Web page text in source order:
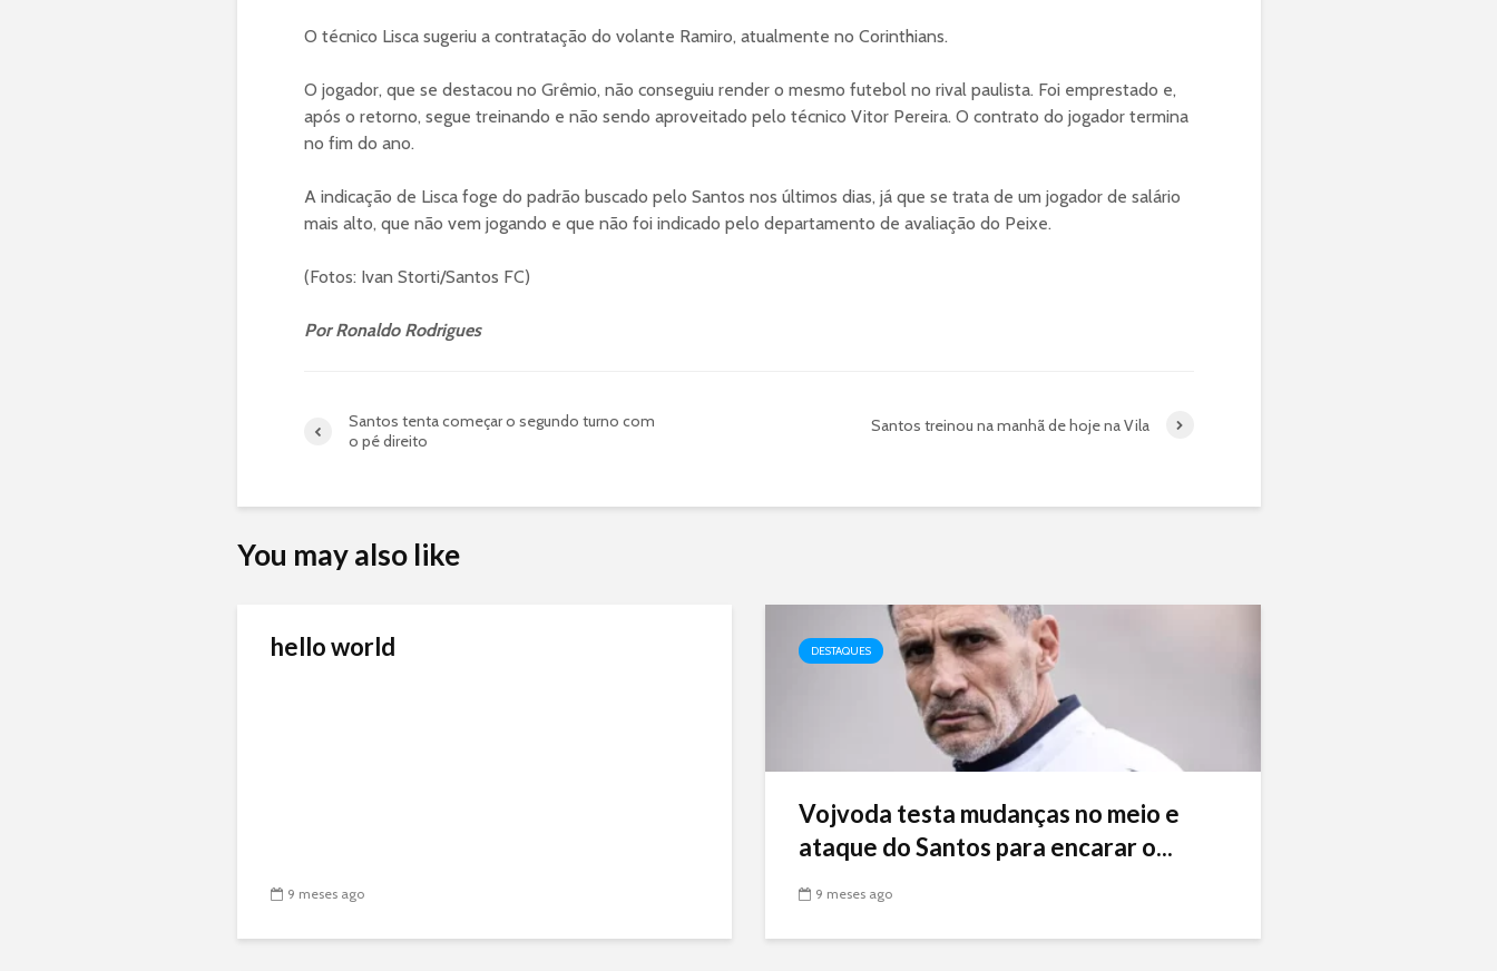
O técnico Lisca sugeriu a contratação do volante Ramiro, atualmente no Corinthians.
O jogador, que se destacou no Grêmio, não conseguiu render o mesmo futebol no rival paulista. Foi emprestado e,
após o retorno, segue treinando e não sendo aproveitado pelo técnico Vitor Pereira. O contrato do jogador termina
no fim do ano.
A indicação de Lisca foge do padrão buscado pelo Santos nos últimos dias, já que se trata de um jogador de salário
mais alto, que não vem jogando e que não foi indicado pelo departamento de avaliação do Peixe.
(Fotos: Ivan Storti/Santos FC)
Por Ronaldo Rodrigues
Santos tenta começar o segundo turno com
o pé direito
Santos treinou na manhã de hoje na Vila
You may also like
hello world
9 meses ago
DESTAQUES
Vojvoda testa mudanças no meio e
ataque do Santos para encarar o...
9 meses ago